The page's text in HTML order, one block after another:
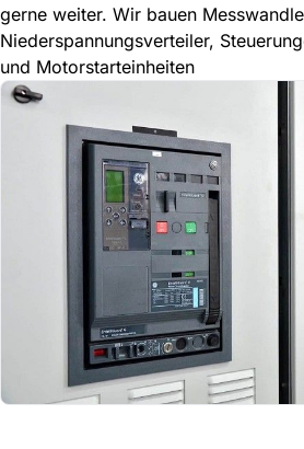
gerne weiter. Wir bauen
Niederspannungsverteiler,
und Motorstarteinheiten